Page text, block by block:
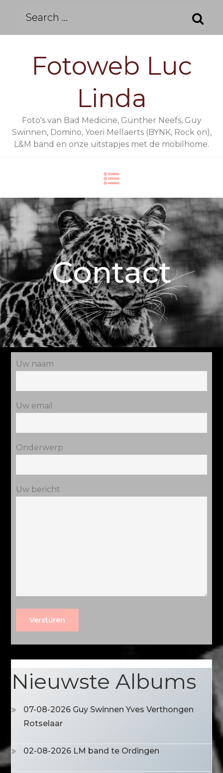
content
Search
Fotoweb Luc
Linda
Foto's van Bad Medicine, Günther Neefs, Guy
Swinnen, Domino, Yoeri Mellaerts (BYNK, Rock on),
L&M band en onze uitstapjes met de mobilhome.
Contact
Uw naam
Uw email
Onderwerp
Uw bericht
Nieuwste Albums
07-08-2026 Guy Swinnen Yves Verthongen
Rotselaar
02-08-2026 LM band te Ordingen